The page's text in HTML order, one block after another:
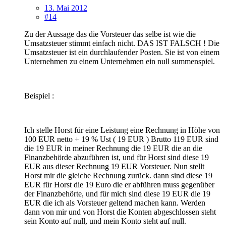
13. Mai 2012
#14
Zu der Aussage das die Vorsteuer das selbe ist wie die
Umsatzsteuer stimmt einfach nicht. DAS IST FALSCH ! Die
Umsatzsteuer ist ein durchlaufender Posten. Sie ist von einem
Unternehmen zu einem Unternehmen ein null summenspiel.
Beispiel :
Ich stelle Horst für eine Leistung eine Rechnung in Höhe von
100 EUR netto + 19 % Ust ( 19 EUR ) Brutto 119 EUR sind
die 19 EUR in meiner Rechnung die 19 EUR die an die
Finanzbehörde abzuführen ist, und für Horst sind diese 19
EUR aus dieser Rechnung 19 EUR Vorsteuer. Nun stellt
Horst mir die gleiche Rechnung zurück. dann sind diese 19
EUR für Horst die 19 Euro die er abführen muss gegenüber
der Finanzbehörte, und für mich sind diese 19 EUR die 19
EUR die ich als Vorsteuer geltend machen kann. Werden
dann von mir und von Horst die Konten abgeschlossen steht
sein Konto auf null, und mein Konto steht auf null.